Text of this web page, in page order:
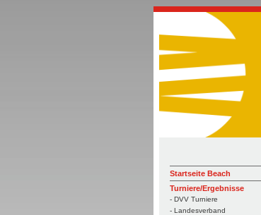
Startseite Beach
Turniere/Ergebnisse
- DVV Turniere
- Landesverband